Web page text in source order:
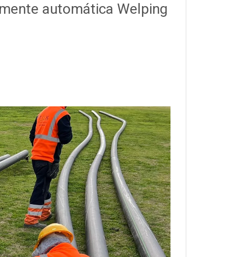
automática Welping